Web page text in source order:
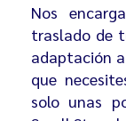
Nos
traslado de
adaptación
que
solo unas